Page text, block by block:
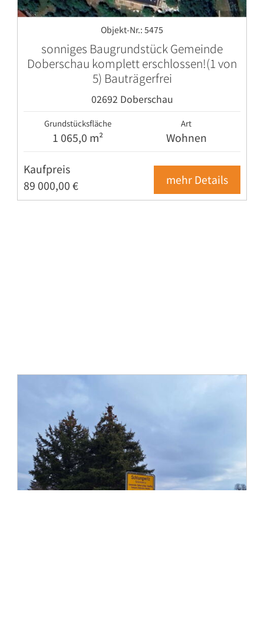
Objekt-Nr.: 5475
sonniges Baugrundstück Gemeinde
Doberschau komplett erschlossen!(1 von
5) Bauträgerfrei
02692 Doberschau
Grundstücksfläche
1 065,0 m²
Art
Wohnen
Kaufpreis
89 000,00 €
mehr Details